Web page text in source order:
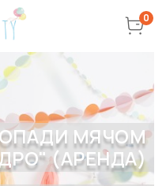
0
МЯЧОМ
(АРЕНДА)